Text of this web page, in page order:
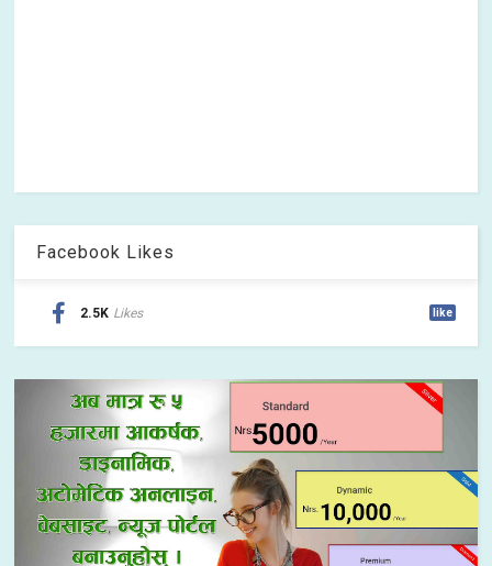
Facebook Likes
2.5K Likes like